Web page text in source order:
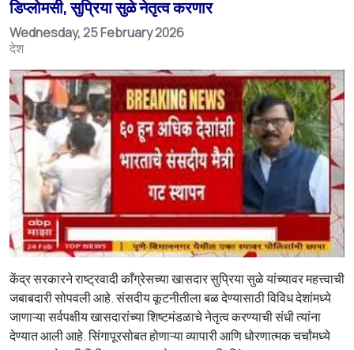
डिप्लोमसी, सुप्रिया सुळे नेतृत्व करणार
Wednesday, 25 February 2026
देश
केंद्र सरकारने राष्ट्रवादी काँग्रेसच्या खासदार सुप्रिया सुळे यांच्यावर महत्त्वाची
जबाबदारी सोपवली आहे. संसदीय कूटनीतीला बळ देण्यासाठी विविध देशांमध्ये
जाणाऱ्या सर्वपक्षीय खासदारांच्या शिष्टमंडळाचे नेतृत्व करण्याची संधी त्यांना
देण्यात आली आहे. सिंगापूरसोबत होणाऱ्या व्यापारी आणि धोरणात्मक चर्चांमध्ये